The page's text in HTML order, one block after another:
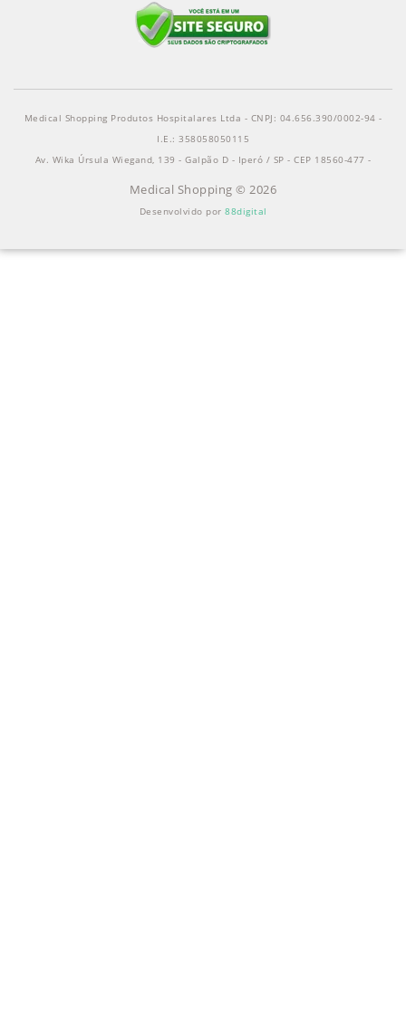
Medical Shopping Produtos Hospitalares Ltda - CNPJ: 04.656.390/0002-94 -
I.E.: 358058050115
Av. Wika Úrsula Wiegand, 139 - Galpão D - Iperó / SP - CEP 18560-477 -
Medical Shopping © 2026
Desenvolvido por 88digital